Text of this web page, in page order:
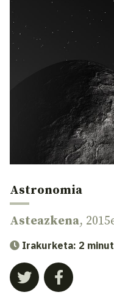
Astronomia
Asteazkena,
Irakurketa: 2